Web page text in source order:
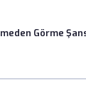
Görme